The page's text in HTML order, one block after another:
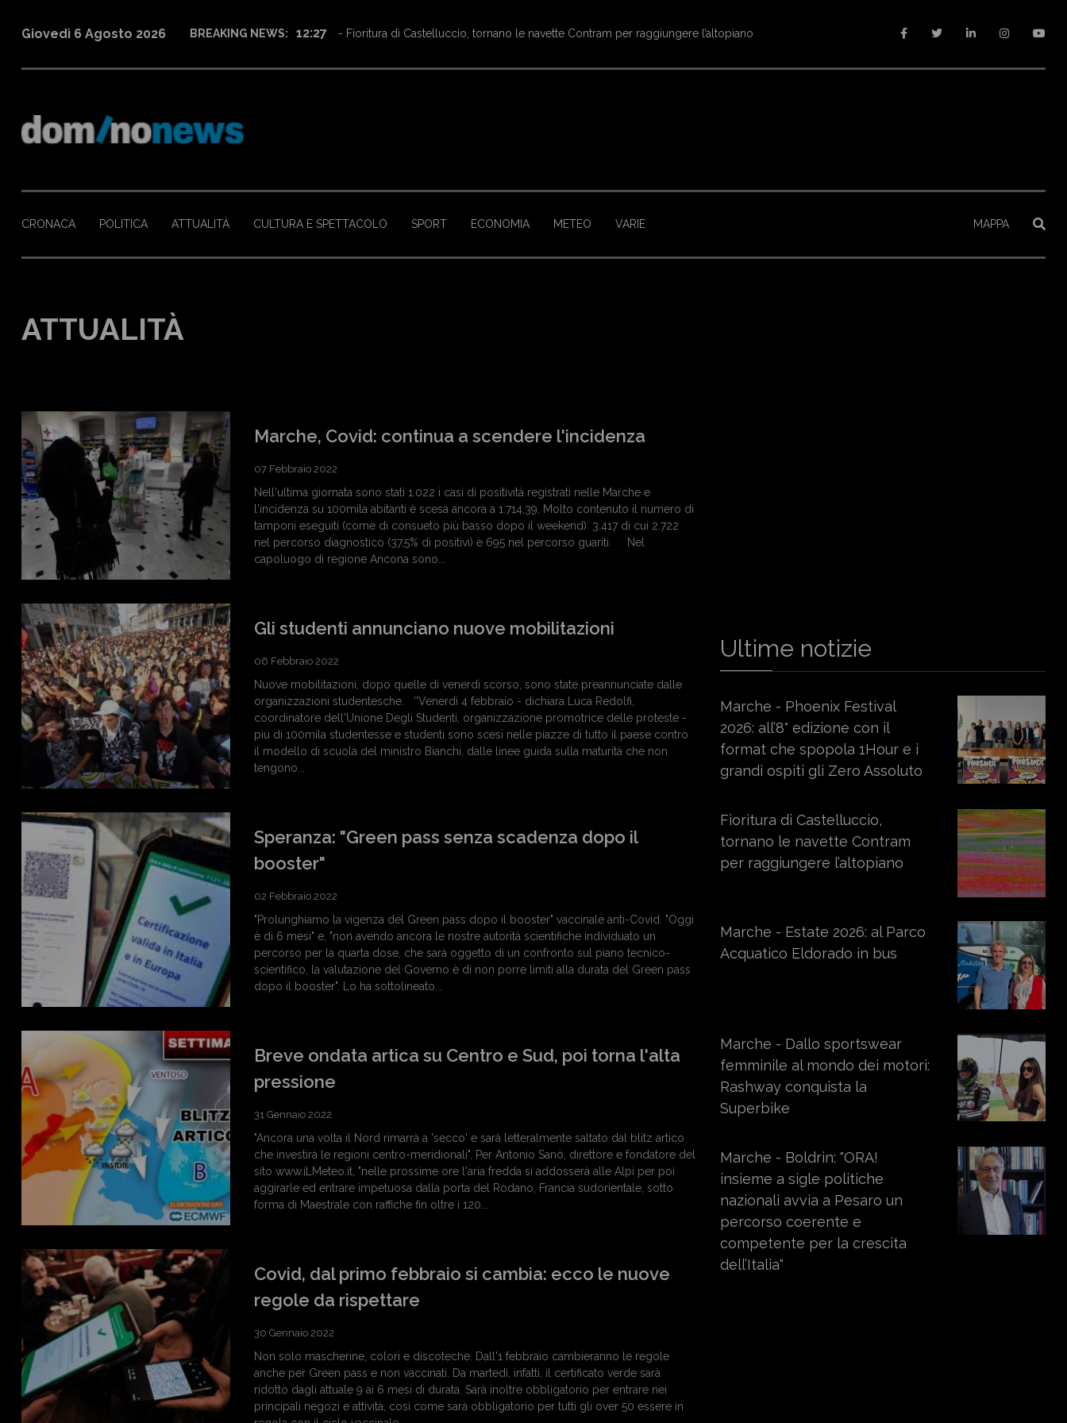
Giovedì 6 Agosto 2026 BREAKING NEWS: 12:27 - Fioritura di Castelluccio, tornano le navette Contram per raggiungere l’altopiano
CRONACA POLITICA ATTUALITÀ CULTURA E SPETTACOLO SPORT ECONOMIA METEO VARIE MAPPA
ATTUALITÀ
Marche, Covid: continua a scendere l'incidenza
07 Febbraio 2022
Nell'ultima giornata sono stati 1.022 i casi di positività registrati nelle Marche e
l'incidenza su 100mila abitanti è scesa ancora a 1.714,39. Molto contenuto il numero di
tamponi eseguiti (come di consueto più basso dopo il weekend): 3.417 di cui 2.722
nel percorso diagnostico (37,5% di positivi) e 695 nel percorso guariti. Nel
capoluogo di regione Ancona sono...
Gli studenti annunciano nuove mobilitazioni
06 Febbraio 2022
Nuove mobilitazioni, dopo quelle di venerdì scorso, sono state preannunciate dalle
organizzazioni studentesche. ''Venerdì 4 febbraio - dichiara Luca Redolfi,
coordinatore dell'Unione Degli Studenti, organizzazione promotrice delle proteste -
più di 100mila studentesse e studenti sono scesi nelle piazze di tutto il paese contro
il modello di scuola del ministro Bianchi, dalle linee guida sulla maturità che non
tengono...
Speranza: "Green pass senza scadenza dopo il
booster"
02 Febbraio 2022
"Prolunghiamo la vigenza del Green pass dopo il booster" vaccinale anti-Covid. "Oggi
è di 6 mesi" e, "non avendo ancora le nostre autorità scientifiche individuato un
percorso per la quarta dose, che sarà oggetto di un confronto sul piano tecnico-
scientifico, la valutazione del Governo è di non porre limiti alla durata del Green pass
dopo il booster". Lo ha sottolineato...
Breve ondata artica su Centro e Sud, poi torna l'alta
pressione
31 Gennaio 2022
"Ancora una volta il Nord rimarrà a 'secco' e sarà letteralmente saltato dal blitz artico
che investirà le regioni centro-meridionali". Per Antonio Sanò, direttore e fondatore del
sito www.iLMeteo.it, "nelle prossime ore l'aria fredda si addosserà alle Alpi per poi
aggirarle ed entrare impetuosa dalla porta del Rodano, Francia sudorientale, sotto
forma di Maestrale con raffiche fin oltre i 120...
Covid, dal primo febbraio si cambia: ecco le nuove
regole da rispettare
30 Gennaio 2022
Non solo mascherine, colori e discoteche. Dall'1 febbraio cambieranno le regole
anche per Green pass e non vaccinati. Da martedì, infatti, il certificato verde sarà
ridotto dagli attuale 9 ai 6 mesi di durata. Sarà inoltre obbligatorio per entrare nei
principali negozi e attività, così come sarà obbligatorio per tutti gli over 50 essere in
Ultime notizie
Marche - Phoenix Festival
2026: all’8° edizione con il
format che spopola 1Hour e i
grandi ospiti gli Zero Assoluto
Fioritura di Castelluccio,
tornano le navette Contram
per raggiungere l’altopiano
Marche - Estate 2026: al Parco
Acquatico Eldorado in bus
Marche - Dallo sportswear
femminile al mondo dei motori:
Rashway conquista la
Superbike
Marche - Boldrin: "ORA!
insieme a sigle politiche
nazionali avvia a Pesaro un
percorso coerente e
competente per la crescita
dell’Italia"